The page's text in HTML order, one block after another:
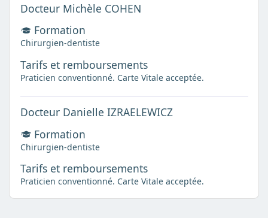
Docteur Michèle COHEN
Formation
Chirurgien-dentiste
Tarifs et remboursements
Praticien conventionné. Carte Vitale acceptée.
Docteur Danielle IZRAELEWICZ
Formation
Chirurgien-dentiste
Tarifs et remboursements
Praticien conventionné. Carte Vitale acceptée.